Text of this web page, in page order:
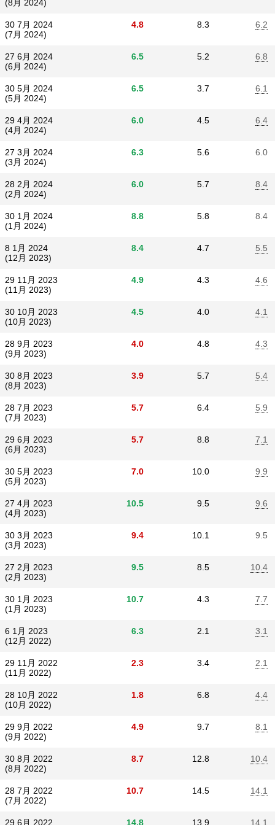
(8月 2024)
30 7月 2024
(7月 2024)
4.8 8.3 6.2
27 6月 2024
(6月 2024)
6.5 5.2 6.8
30 5月 2024
(5月 2024)
6.5 3.7 6.1
29 4月 2024
(4月 2024)
6.0 4.5 6.4
27 3月 2024
(3月 2024)
6.3 5.6 6.0
28 2月 2024
(2月 2024)
6.0 5.7 8.4
30 1月 2024
(1月 2024)
8.8 5.8 8.4
8 1月 2024
(12月 2023)
8.4 4.7 5.5
29 11月 2023
(11月 2023)
4.9 4.3 4.6
30 10月 2023
(10月 2023)
4.5 4.0 4.1
28 9月 2023
(9月 2023)
4.0 4.8 4.3
30 8月 2023
(8月 2023)
3.9 5.7 5.4
28 7月 2023
(7月 2023)
5.7 6.4 5.9
29 6月 2023
(6月 2023)
5.7 8.8 7.1
30 5月 2023
(5月 2023)
7.0 10.0 9.9
27 4月 2023
(4月 2023)
10.5 9.5 9.6
30 3月 2023
(3月 2023)
9.4 10.1 9.5
27 2月 2023
(2月 2023)
9.5 8.5 10.4
30 1月 2023
(1月 2023)
10.7 4.3 7.7
6 1月 2023
(12月 2022)
6.3 2.1 3.1
29 11月 2022
(11月 2022)
2.3 3.4 2.1
28 10月 2022
(10月 2022)
1.8 6.8 4.4
29 9月 2022
(9月 2022)
4.9 9.7 8.1
30 8月 2022
(8月 2022)
8.7 12.8 10.4
28 7月 2022
(7月 2022)
10.7 14.5 14.1
29 6月 2022 14.8 13.9 14.1